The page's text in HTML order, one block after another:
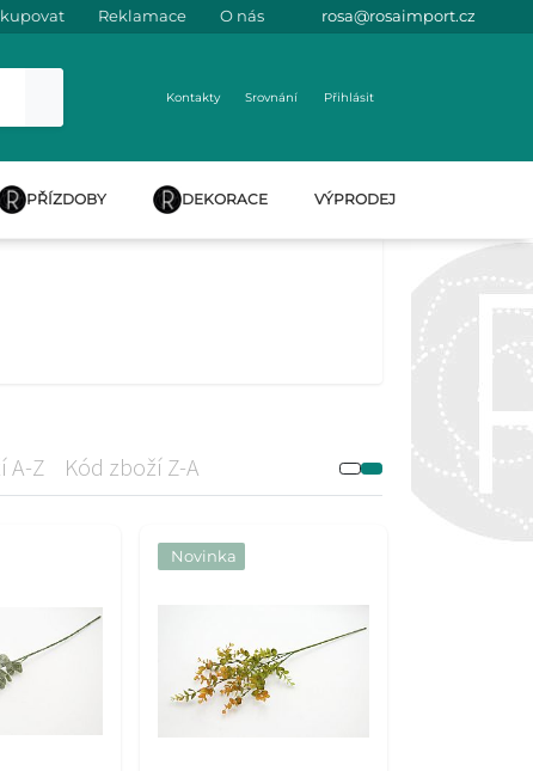
Reklamace O nás rosa@rosaimport.cz
Kontakty Srovnání Přihlásit
PŘÍZDOBY DEKORACE VÝPRODEJ
A-Z Kód zboží Z-A
Novinka